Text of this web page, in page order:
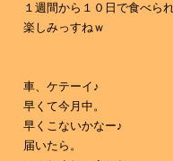
１週間から１０日で食べら
楽しみっすねｗ
車、ケテーイ♪
早くて今月中。
早くこないかなー♪
届いたら。